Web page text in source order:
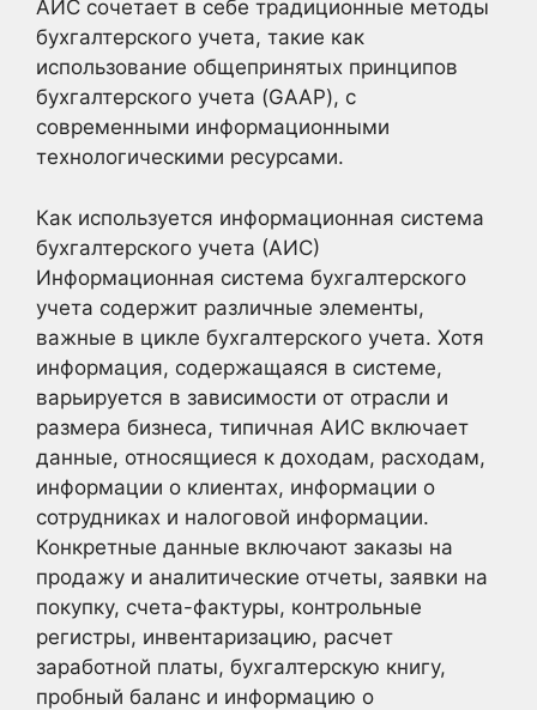
АИС сочетает в себе традиционные методы
бухгалтерского учета, такие как
использование общепринятых принципов
бухгалтерского учета (GAAP), с
современными информационными
технологическими ресурсами.
Как используется информационная система
бухгалтерского учета (АИС)
Информационная система бухгалтерского
учета содержит различные элементы,
важные в цикле бухгалтерского учета. Хотя
информация, содержащаяся в системе,
варьируется в зависимости от отрасли и
размера бизнеса, типичная АИС включает
данные, относящиеся к доходам, расходам,
информации о клиентах, информации о
сотрудниках и налоговой информации.
Конкретные данные включают заказы на
продажу и аналитические отчеты, заявки на
покупку, счета-фактуры, контрольные
регистры, инвентаризацию, расчет
заработной платы, бухгалтерскую книгу,
пробный баланс и информацию о